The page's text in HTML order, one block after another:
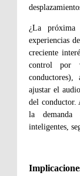
¿La
experiencias
creciente
control por
conductores),
ajustar el
del conductor.
la demanda
inteligentes,